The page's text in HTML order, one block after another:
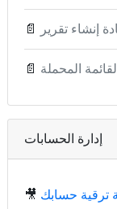
📄 إنشاء تقرير
📄 المحملة
إدارة الحسابات
🎥 ترقية حسابك